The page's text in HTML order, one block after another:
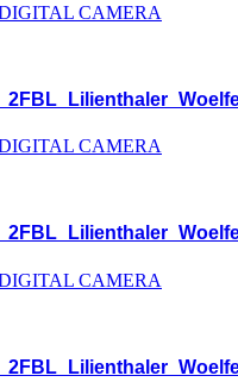
CAMERA
CAMERA
CAMERA